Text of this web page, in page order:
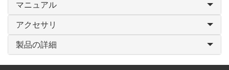
マニュアル
アクセサリ
製品の詳細